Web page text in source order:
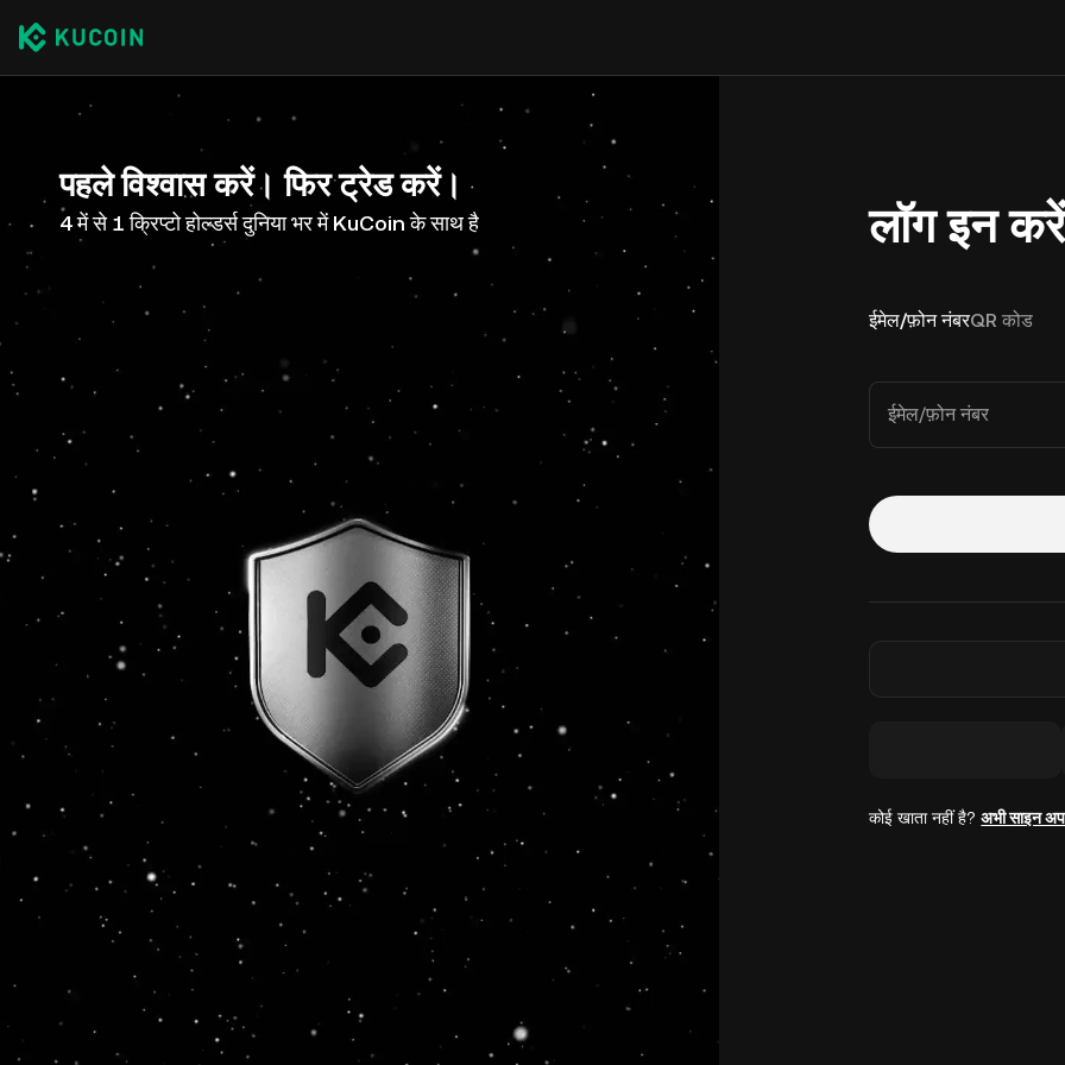
पहले विश्वास करें। फिर ट्रेड करें।
4 में से 1 क्रिप्टो होल्डर्स दुनिया भर में KuCoin के साथ है लॉग इन करें
ईमेल/फ़ोन नंबरQR कोड
ईमेल/फ़ोन नंबर
कोई खाता नहीं है?अभी साइन